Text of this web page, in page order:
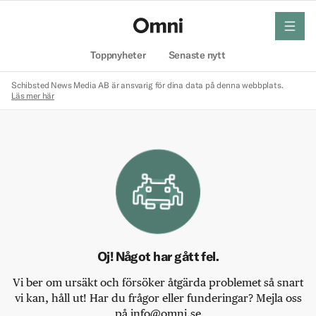
Toppnyheter Senaste nytt
meny
Schibsted News Media AB är ansvarig för dina data på denna webbplats.
Läs mer här
Oj! Något har gått fel.
Vi ber om ursäkt och försöker åtgärda problemet så snart
vi kan, håll ut! Har du frågor eller funderingar? Mejla oss